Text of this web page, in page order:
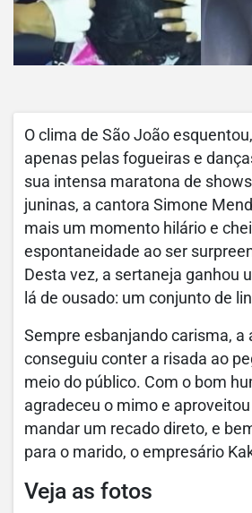
O clima de São João
apenas pelas fogueiras e
sua intensa maratona de
juninas, a cantora Simone
mais um momento hilário e
espontaneidade ao ser
Desta vez, a sertaneja ganhou
lá de ousado: um conjunto de
Sempre esbanjando carisma, a
conseguiu conter a risada ao
meio do público. Com o bom
agradeceu o mimo e
mandar um recado direto, e
para o marido, o empresário
Veja as fotos